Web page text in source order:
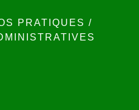
PRATIQUES /